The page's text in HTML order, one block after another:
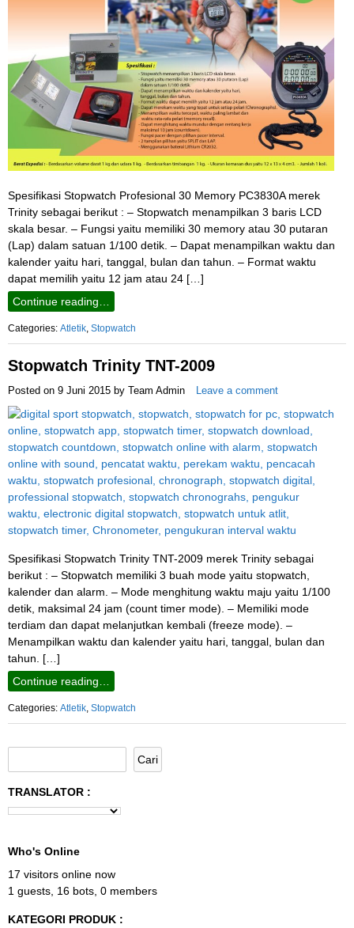
Spesifikasi Stopwatch Profesional 30 Memory PC3830A merek
Trinity sebagai berikut : – Stopwatch menampilkan 3 baris LCD
skala besar. – Fungsi yaitu memiliki 30 memory atau 30 putaran
(Lap) dalam satuan 1/100 detik. – Dapat menampilkan waktu dan
kalender yaitu hari, tanggal, bulan dan tahun. – Format waktu
dapat memilih yaitu 12 jam atau 24 […]
Continue reading…
Categories: Atletik Stopwatch
Stopwatch Trinity TNT-2009
Posted on 9 Juni 2015 by Team Admin Leave a comment
Spesifikasi Stopwatch Trinity TNT-2009 merek Trinity sebagai
berikut : – Stopwatch memiliki 3 buah mode yaitu stopwatch,
kalender dan alarm. – Mode menghitung waktu maju yaitu 1/100
detik, maksimal 24 jam (count timer mode). – Memiliki mode
terdiam dan dapat melanjutkan kembali (freeze mode). –
Menampilkan waktu dan kalender yaitu hari, tanggal, bulan dan
tahun. […]
Continue reading…
Categories: Atletik Stopwatch
TRANSLATOR :
Who's Online
17 visitors online now
1 guests, 16 bots, 0 members
KATEGORI PRODUK :